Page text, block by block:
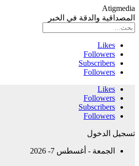
Atigmedia
المصداقية والدقة في الخبر
Likes
Followers
Subscribers
Followers
Likes
Followers
Subscribers
Followers
تسجيل الدخول
الجمعة - أغسطس 7- 2026